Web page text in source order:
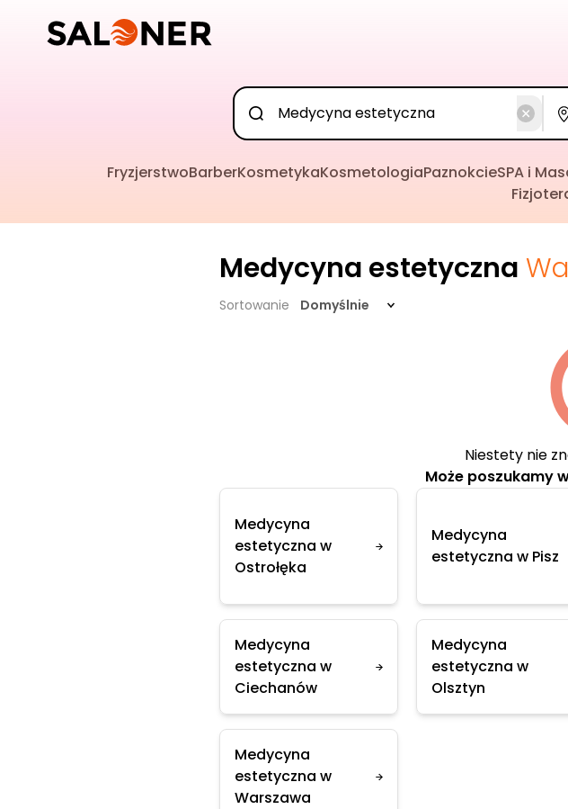
FryzjerstwoBarberKosmetykaKosmetologiaPaznokcieSPA i
Medycyna estetyczna
Sortowanie Domyślnie
Niestety nie
Może poszukamy
Medycyna
estetyczna w
Ostrołęka
Medycyna
estetyczna w Pisz
Medycyna
estetyczna w
Ciechanów
Medycyna
estetyczna w
Olsztyn
Medycyna
estetyczna w
Warszawa